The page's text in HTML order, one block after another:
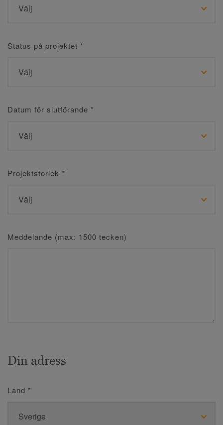
Status på projektet *
Datum för slutförande *
Projektstorlek *
Meddelande (max: 1500 tecken)
Din adress
Land *